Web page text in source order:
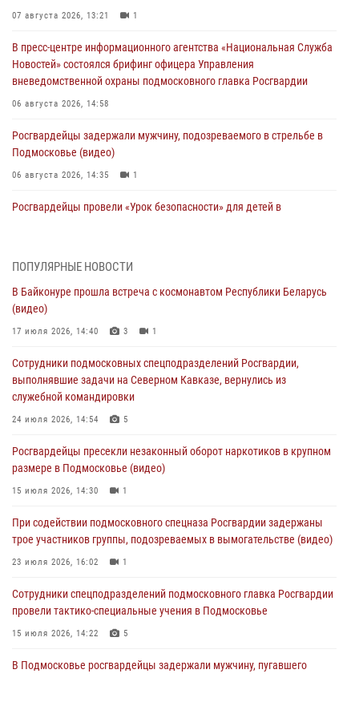
07 августа 2026, 13:21 1
В пресс-центре информационного агентства «Национальная Служба
Новостей» состоялся брифинг офицера Управления
вневедомственной охраны подмосковного главка Росгвардии
06 августа 2026, 14:58
Росгвардейцы задержали мужчину, подозреваемого в стрельбе в
Подмосковье (видео)
06 августа 2026, 14:35 1
Росгвардейцы провели «Урок безопасности» для детей в
подозреваемые в организации незаконной миграции и
изготовлении поддельных документов (видео)
05 августа 2026, 15:48
Сотрудники спецподразделения подмосковного главка Росгвардии
отработали навыки огневой подготовки на комплексных учениях
04 августа 2026, 12:21
сигналам «Тревога» с охраняемых объектов в Подмосковье
04 августа 2026, 12:15
(видео)
03 августа 2026, 15:32
ПОПУЛЯРНЫЕ НОВОСТИ
В Байконуре прошла встреча с космонавтом Республики Беларусь
(видео)
17 июля 2026, 14:40 3 1
Сотрудники подмосковных спецподразделений Росгвардии,
выполнявшие задачи на Северном Кавказе, вернулись из
служебной командировки
24 июля 2026, 14:54 5
Росгвардейцы пресекли незаконный оборот наркотиков в крупном
размере в Подмосковье (видео)
15 июля 2026, 14:30 1
При содействии подмосковного спецназа Росгвардии задержаны
трое участников группы, подозреваемых в вымогательстве (видео)
23 июля 2026, 16:02 1
Сотрудники спецподразделений подмосковного главка Росгвардии
провели тактико-специальные учения в Подмосковье
15 июля 2026, 14:22 5
В Подмосковье росгвардейцы задержали мужчину, пугавшего